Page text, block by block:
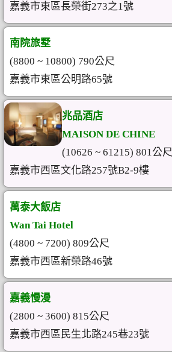
嘉義市東區長榮街273之1號
南院旅墅
(8800 ~ 10800) 790公尺
嘉義市東區公明路65號
兆品酒店
MAISON DE CHINE
(10626 ~ 61215) 801公尺
嘉義市西區文化路257號B2-9樓
萬泰大飯店
Wan Tai Hotel
(4800 ~ 7200) 809公尺
嘉義市西區新榮路46號
嘉義慢漫
(2800 ~ 3600) 815公尺
嘉義市西區民生北路245巷23號